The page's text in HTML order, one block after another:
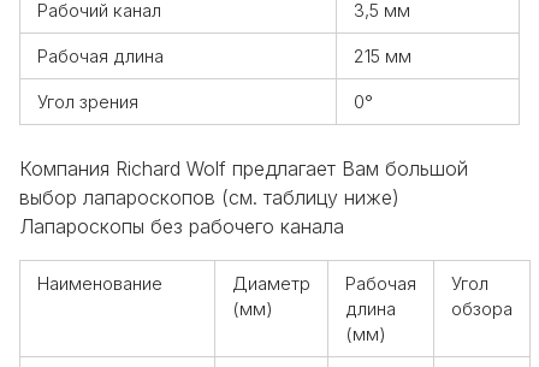
Рабочий канал
3,5 мм
Рабочая длина
215 мм
Угол зрения
0°
Компания Richard Wolf предлагает Вам большой
выбор лапароскопов (см. таблицу ниже)
Лапароскопы без рабочего канала
Наименование
Диаметр
(мм)
Рабочая
длина
(мм)
Угол
обзора